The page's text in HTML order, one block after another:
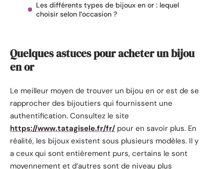
Les différents types de bijoux en or : lequel
choisir selon l’occasion ?
Quelques astuces pour acheter un bijou
en or
Le meilleur moyen de trouver un bijou en or est de se
rapprocher des bijoutiers qui fournissent une
authentification. Consultez le site
https://www.tatagisele.fr/fr/ pour en savoir plus. En
réalité, les bijoux existent sous plusieurs modèles. Il y
a ceux qui sont entièrement purs, certains le sont
moyennement et d’autres sont de niveau plus